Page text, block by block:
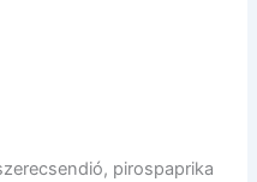
pirospaprika